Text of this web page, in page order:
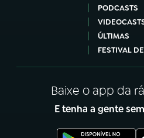
PODCASTS
ÚLTIMAS
FESTIVAL
Baixe o app da
E tenha a gente